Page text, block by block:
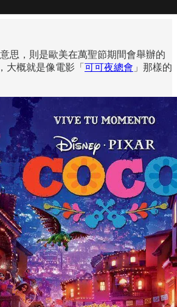
思，則是歐美在萬聖節期間會舉辦的
大概就是像電影「 可可夜總會 」那樣的